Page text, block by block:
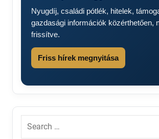
Nyugdíj, családi pótlék, hitelek,
gazdasági információk közérthetően,
frissítve.
Friss hírek megnyitása
Search